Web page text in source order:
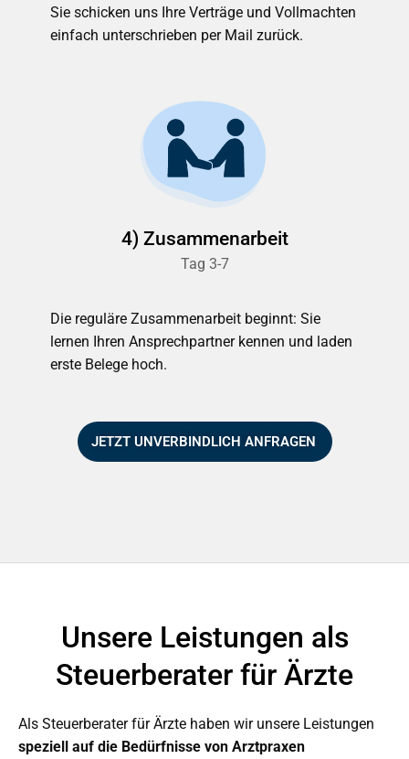
Sie schicken uns Ihre Verträge und Vollmachten
einfach unterschrieben per Mail zurück.
4) Zusammenarbeit
Tag 3-7
Die reguläre Zusammenarbeit beginnt: Sie
lernen Ihren Ansprechpartner kennen und laden
erste Belege hoch.
JETZT UNVERBINDLICH ANFRAGEN
Unsere Leistungen als
Steuerberater für Ärzte
Als Steuerberater für Ärzte haben wir unsere Leistungen
speziell auf die Bedürfnisse von Arztpraxen